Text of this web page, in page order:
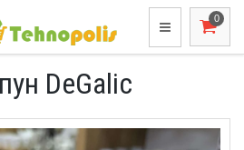
DeGalic